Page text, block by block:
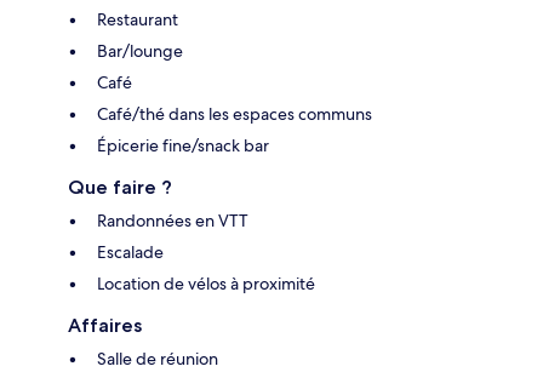
Restaurant
Bar/lounge
Café
Café/thé dans les espaces communs
Épicerie fine/snack bar
Que faire ?
Randonnées en VTT
Escalade
Location de vélos à proximité
Affaires
Salle de réunion